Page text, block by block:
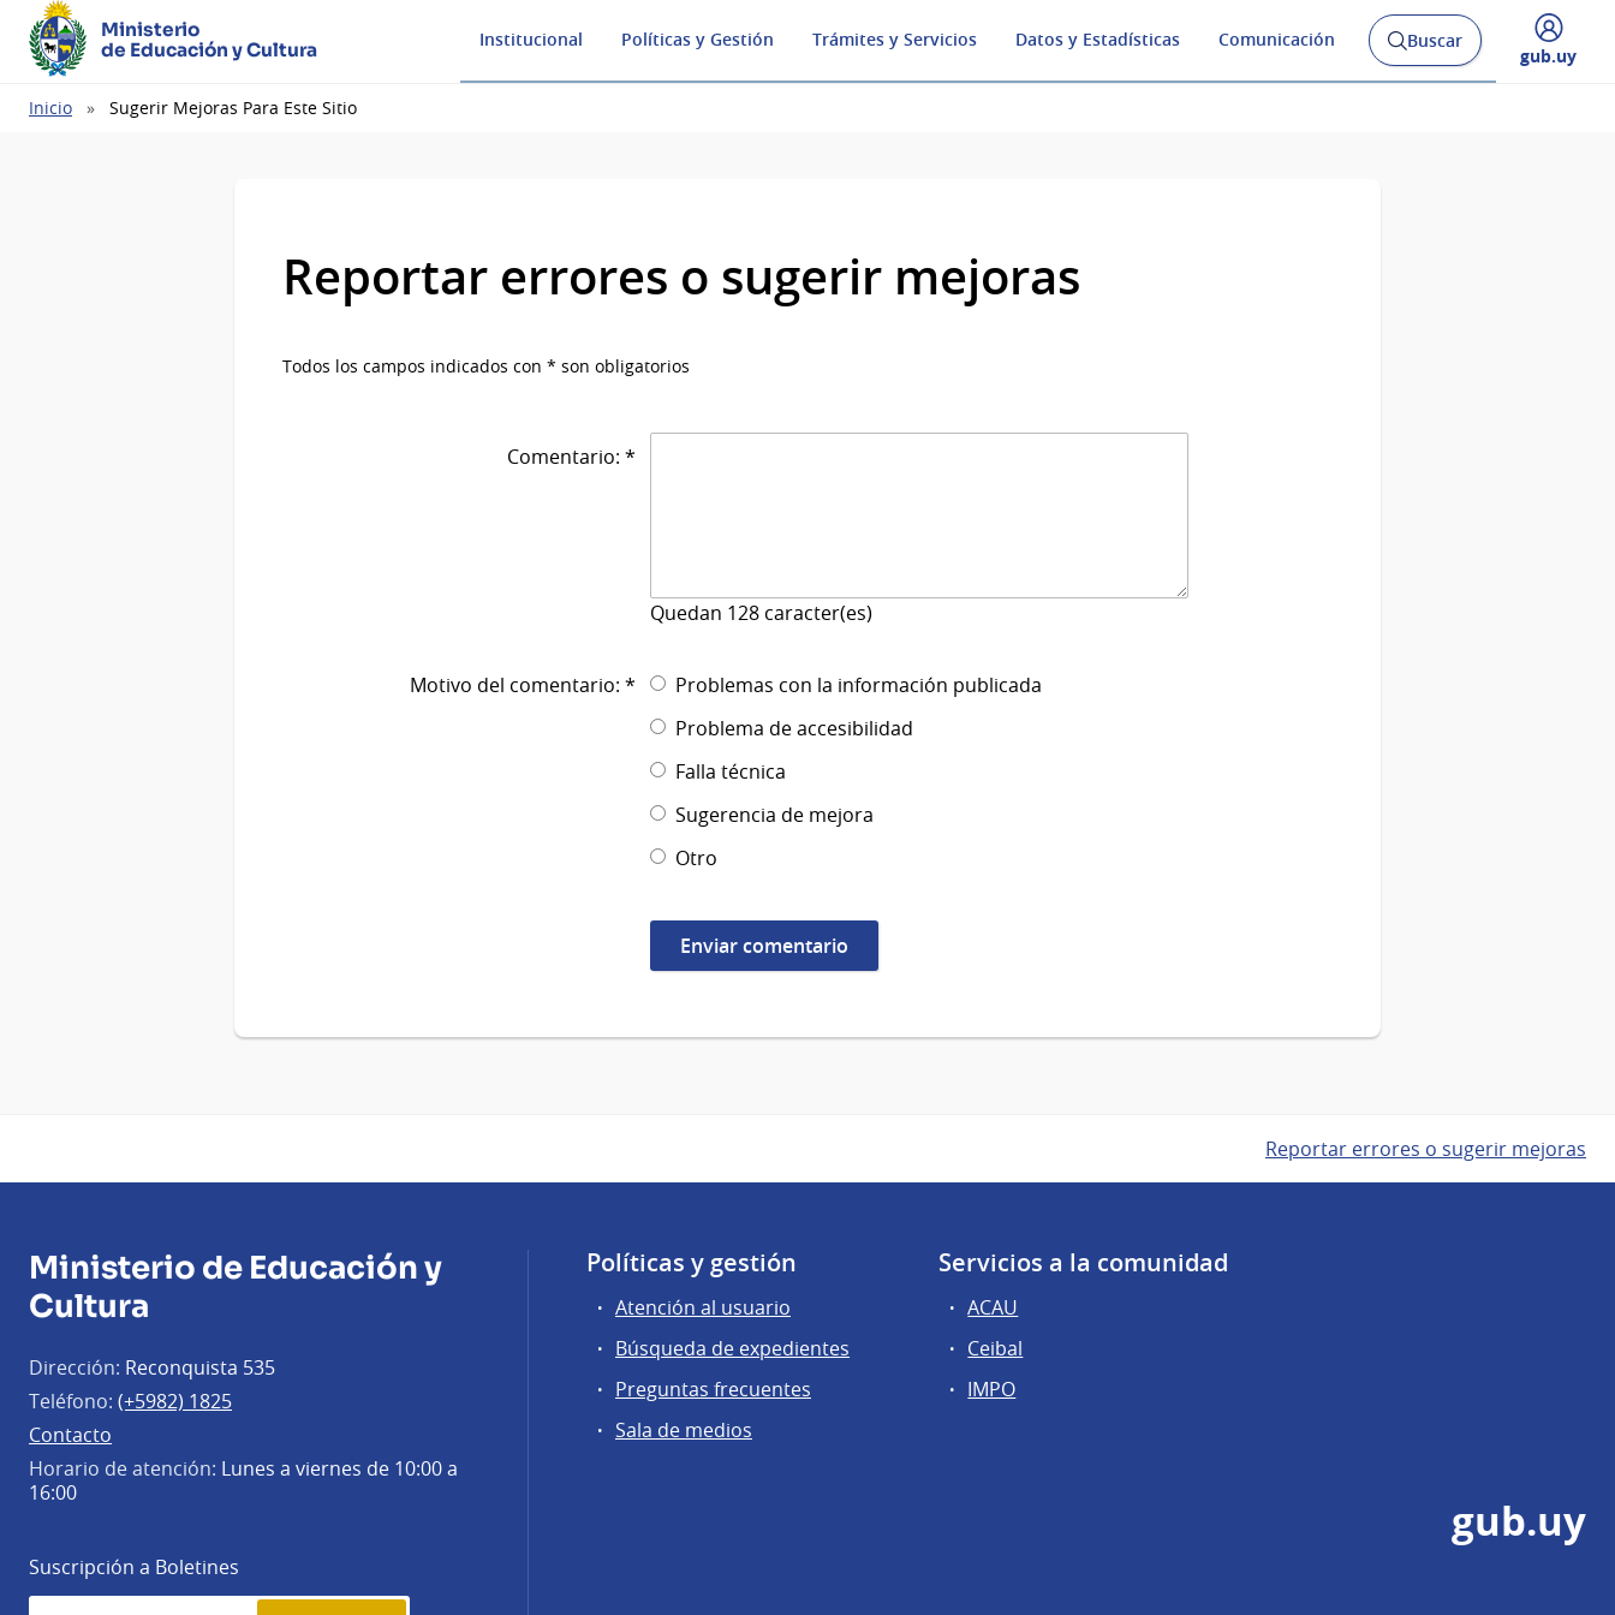
Ministerio
de Educación y Cultura
Institucional Políticas y Gestión Trámites y Servicios Datos y Estadísticas Comunicación
Abrir
buscador
Buscar
Desplegar
gub.uy
Ruta
Inicio Sugerir Mejoras Para Este Sitio
Reportar errores o sugerir mejoras
Todos los campos indicados con * son obligatorios
Comentario: *
Quedan 128 caracter(es)
Motivo del comentario: *
Problemas con la información publicada
Problema de accesibilidad
Falla técnica
Sugerencia de mejora
Otro
Reportar errores o sugerir mejoras
Ministerio de Educación y
Cultura
Dirección: Reconquista 535
Teléfono: (+5982) 1825
Contacto
Horario de atención: Lunes a viernes de 10:00 a
16:00
Suscripción a Boletines
Simplenews
Políticas y gestión
Atención al usuario
Búsqueda de expedientes
Preguntas frecuentes
Sala de medios
Servicios a la comunidad
ACAU
Ceibal
IMPO
gub.uy